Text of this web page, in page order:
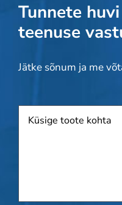
Tunnete
teenuse
Jätke sõnum ja me